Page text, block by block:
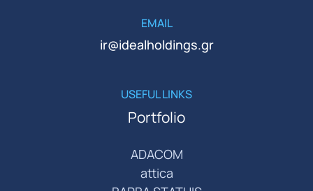
EMAIL
ir@idealholdings.gr
USEFUL LINKS
Portfolio
ADACOM
attica